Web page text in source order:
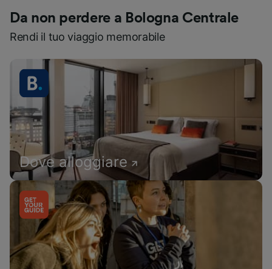
Da non perdere a Bologna Centrale
Rendi il tuo viaggio memorabile
Dove alloggiare